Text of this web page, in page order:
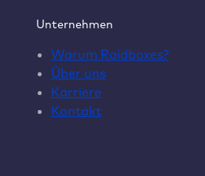
Unternehmen
Warum Raidboxes?
Über uns
Karriere
Kontakt